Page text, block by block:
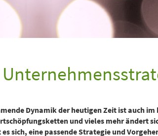
Dynamik der heutigen Zeit ist auch
und vieles mehr ändert
sich, eine passende Strategie und